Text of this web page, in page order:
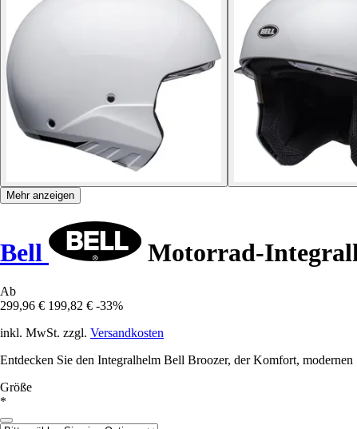
Mehr anzeigen
Bell Motorrad-
Ab
299,96 € 199,82 € -33%
inkl. MwSt. zzgl. Versandkosten
Entdecken Sie den Integralhelm Bell Broozer, der Komfort,
Größe
*